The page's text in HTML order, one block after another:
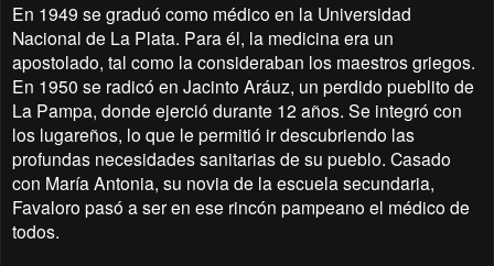
En 1949 se graduó como médico en la Universidad
Nacional de La Plata. Para él, la medicina era un
apostolado, tal como la consideraban los maestros griegos.
En 1950 se radicó en Jacinto Aráuz, un perdido pueblito de
La Pampa, donde ejerció durante 12 años. Se integró con
los lugareños, lo que le permitió ir descubriendo las
profundas necesidades sanitarias de su pueblo. Casado
con María Antonia, su novia de la escuela secundaria,
Favaloro pasó a ser en ese rincón pampeano el médico de
todos.